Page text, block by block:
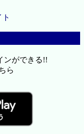
ンができる!!
ら